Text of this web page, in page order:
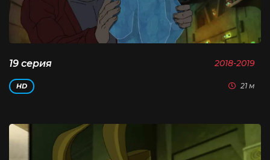
19 серия 2018-2019
HD 21 м